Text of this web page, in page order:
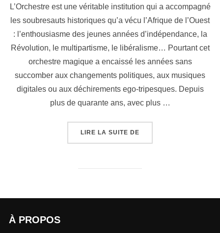
L’Orchestre est une véritable institution qui a accompagné
les soubresauts historiques qu’a vécu l’Afrique de l’Ouest
: l’enthousiasme des jeunes années d’indépendance, la
Révolution, le multipartisme, le libéralisme… Pourtant cet
orchestre magique a encaissé les années sans
succomber aux changements politiques, aux musiques
digitales ou aux déchirements ego-tripesques. Depuis
plus de quarante ans, avec plus …
LIRE LA SUITE DE
À PROPOS